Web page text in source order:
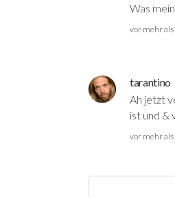
Was
vor mehr
tarantino
Ah jetzt
ist und &
vor mehr